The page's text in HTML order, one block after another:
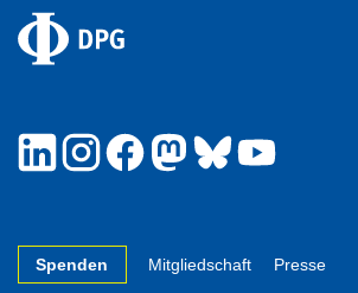
Spenden Mitgliedschaft Presse